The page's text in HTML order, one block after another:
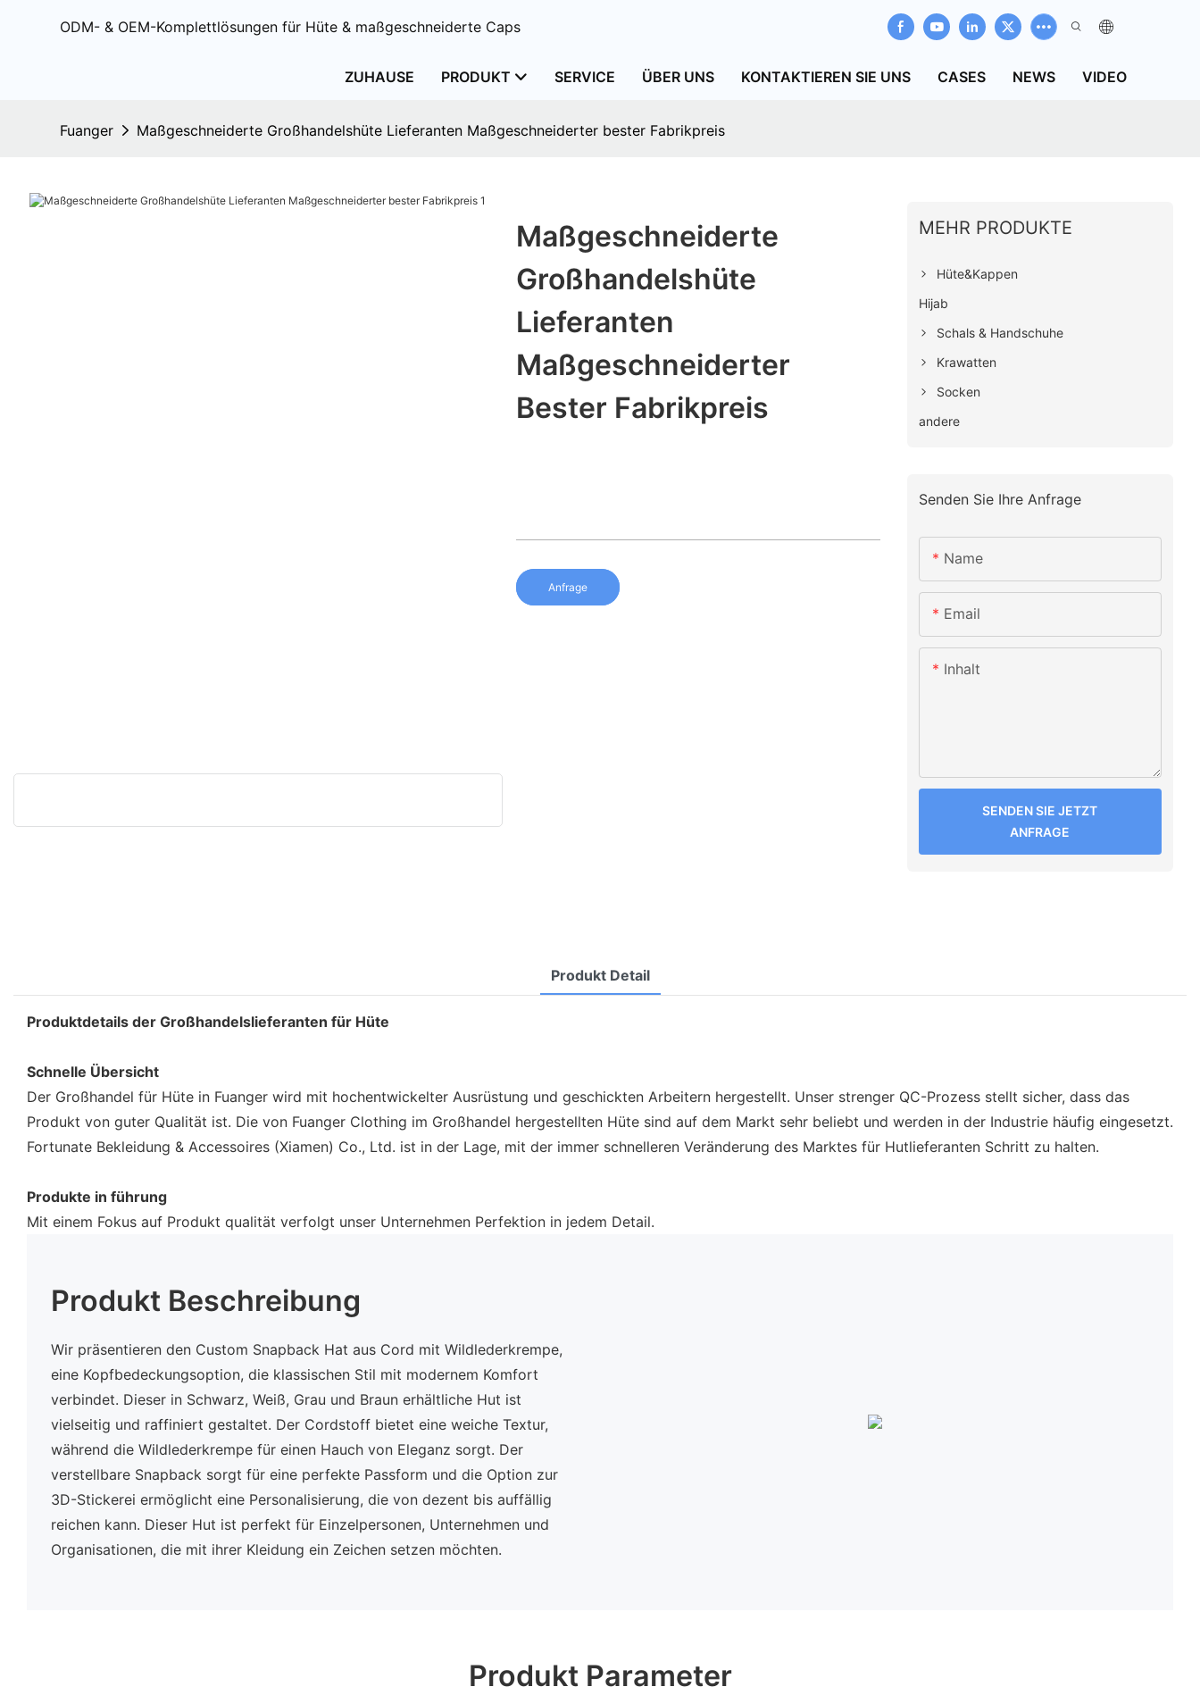
ODM- & OEM-Komplettlösungen für Hüte & maßgeschneiderte Caps
ZUHAUSE PRODUKT SERVICE ÜBER UNS KONTAKTIEREN SIE UNS CASES NEWS VIDEO
Fuanger Maßgeschneiderte Großhandelshüte Lieferanten Maßgeschneiderter bester Fabrikpreis
Maßgeschneiderte
Großhandelshüte
Lieferanten
Maßgeschneiderter
Bester Fabrikpreis
Anfrage
MEHR PRODUKTE
Hüte&Kappen
Hijab
Schals & Handschuhe
Krawatten
Socken
andere
Senden Sie Ihre Anfrage
Name
Email
Inhalt
SENDEN SIE JETZT
ANFRAGE
Produkt Detail
Produktdetails der Großhandelslieferanten für Hüte
Schnelle Übersicht
Der Großhandel für Hüte in Fuanger wird mit hochentwickelter Ausrüstung und geschickten Arbeitern hergestellt. Unser strenger QC-Prozess stellt sicher, dass das
Produkt von guter Qualität ist. Die von Fuanger Clothing im Großhandel hergestellten Hüte sind auf dem Markt sehr beliebt und werden in der Industrie häufig eingesetzt.
Fortunate Bekleidung & Accessoires (Xiamen) Co., Ltd. ist in der Lage, mit der immer schnelleren Veränderung des Marktes für Hutlieferanten Schritt zu halten.
Produkte in führung
Mit einem Fokus auf Produkt qualität verfolgt unser Unternehmen Perfektion in jedem Detail.
Produkt Beschreibung
Wir präsentieren den Custom Snapback Hat aus Cord mit Wildlederkrempe,
eine Kopfbedeckungsoption, die klassischen Stil mit modernem Komfort
verbindet. Dieser in Schwarz, Weiß, Grau und Braun erhältliche Hut ist
vielseitig und raffiniert gestaltet. Der Cordstoff bietet eine weiche Textur,
während die Wildlederkrempe für einen Hauch von Eleganz sorgt. Der
verstellbare Snapback sorgt für eine perfekte Passform und die Option zur
3D-Stickerei ermöglicht eine Personalisierung, die von dezent bis auffällig
reichen kann. Dieser Hut ist perfekt für Einzelpersonen, Unternehmen und
Organisationen, die mit ihrer Kleidung ein Zeichen setzen möchten.
Produkt Parameter